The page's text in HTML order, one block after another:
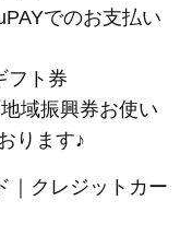
でのお支払い
フト券
域振興券お使い
ります♪